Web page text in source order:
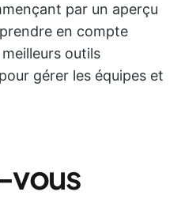
par un aperçu
en compte
outils
gérer les équipes et
vous